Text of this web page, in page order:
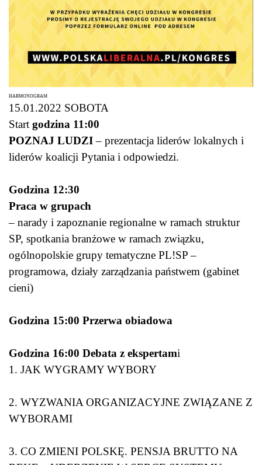
HARMONOGRAM
15.01.2022 SOBOTA
Start godzina 11:00
POZNAJ LUDZI– prezentacja liderów lokalnych i
liderów koalicji Pytania i odpowiedzi.
Godzina 12:30
Praca w grupach
– narady i zapoznanie regionalne w ramach struktur
SP, spotkania branżowe w ramach związku,
ogólnopolskie grupy tematyczne PL!SP –
programowa, działy zarządzania państwem (gabinet
cieni)
Godzina 15:00 Przerwa obiadowa
Godzina 16:00 Debata z ekspertami
1. JAK WYGRAMY WYBORY
2. WYZWANIA ORGANIZACYJNE ZWIĄZANE Z
WYBORAMI
3. CO ZMIENI POLSKĘ. PENSJA BRUTTO NA